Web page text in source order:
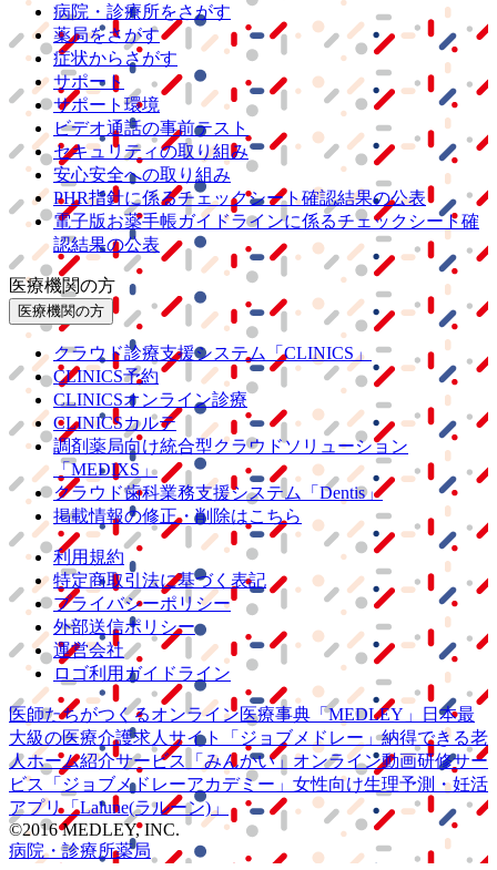
病院・診療所をさがす
薬局をさがす
症状からさがす
サポート
サポート環境
ビデオ通話の事前テスト
セキュリティの取り組み
安心安全への取り組み
PHR指針に係るチェックシート確認結果の公表
電子版お薬手帳ガイドラインに係るチェックシート確
認結果の公表
医療機関の方
医療機関の方
クラウド診療支援システム
「CLINICS」
CLINICS予約
CLINICSオンライン診療
CLINICSカルテ
調剤薬局向け統合型クラウドソリューション
「MEDIXS」
クラウド歯科業務支援システム
「Dentis」
掲載情報の修正・削除はこちら
利用規約
特定商取引法に基づく表記
プライバシーポリシー
外部送信ポリシー
運営会社
ロゴ利用ガイドライン
医師たちがつくるオンライン医療事典 「MEDLEY」
日本最
大級の医療介護求人サイト 「ジョブメドレー」納得できる老
人ホーム紹介サービス
「みんかい」 オンライン動画研修サー
ビス
「ジョブメドレーアカデミー」 女性向け生理予測・妊活
アプリ「Lalune(ラルーン)」
©2016 MEDLEY, INC.
病院・診療所薬局